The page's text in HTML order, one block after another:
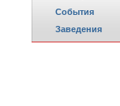
События
Заведения